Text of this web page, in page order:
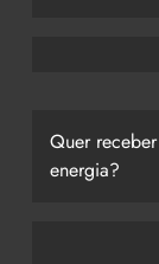
Quer
energia?